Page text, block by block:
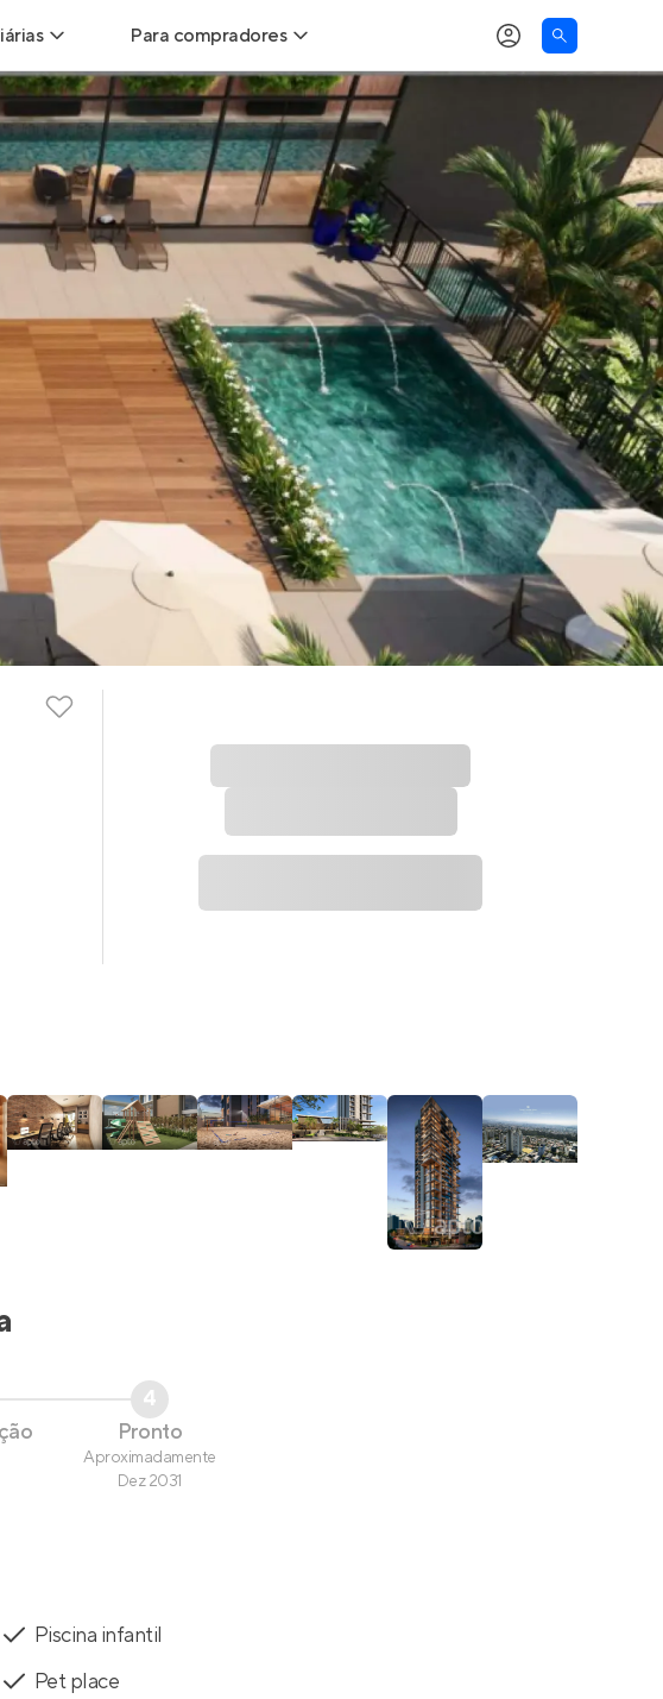
Imobiliárias
imóveis
Para compradores
Buscar um imóvel novo
Calcule seu Poder de Compra
Comprar x Alugar
Correção do INCC
Simulador de Financiamento
Encontre um corretor
4
Pronto
Aproximadamente
Dez 2031
Piscina infantil
Pet place